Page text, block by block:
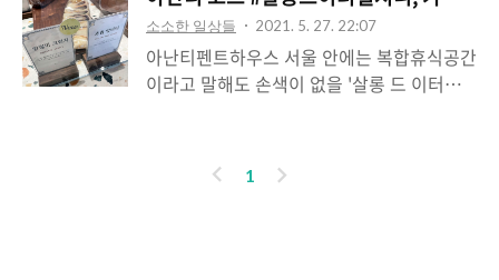
소소한 일상들 2021. 5. 27. 22:07
아난티펜트하우스 서울 안에는 복합휴식공간
이라고 말해도 손색이 없을 '살롱 드 이터널
맛 볼 수 있는 카페 그리고 베이커리가 있습
니다. 다양한 종류의 빵과 커피를 맛볼 수가
이
1
다